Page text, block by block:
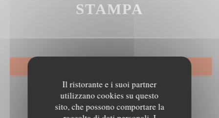
Il ristorante e i suoi partner
utilizzano cookies su questo
sito, che possono comportare la
STAMPA